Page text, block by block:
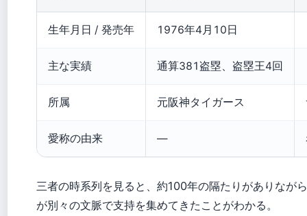
生年月日 / 発売年 1976年4月10日
主な実績 通算381盗塁、盗塁王4回
所属 元阪神タイガース
愛称の由来 —
三者の時系列を見ると、約100年の隔たりがありなが
が別々の文脈で支持を集めてきたことがわかる。